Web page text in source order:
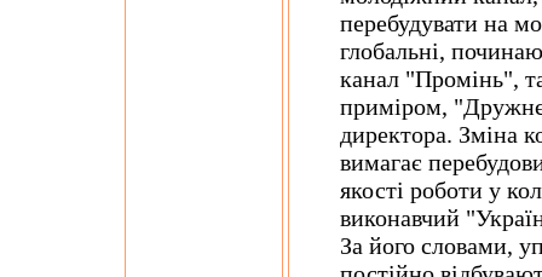
перебудувати на
глобальні,
канал "Промінь",
приміром,
директора. Зміна
вимагає
якості роботи у
виконавчий
За його словами,